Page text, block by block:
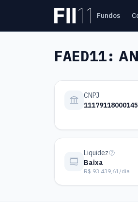
Pular para o conteúdo principal
Estatística FII
Fundos
FAED11:
CNPJ
11179118000145
Liquidez
Baixa
R$ 93.439,61/dia